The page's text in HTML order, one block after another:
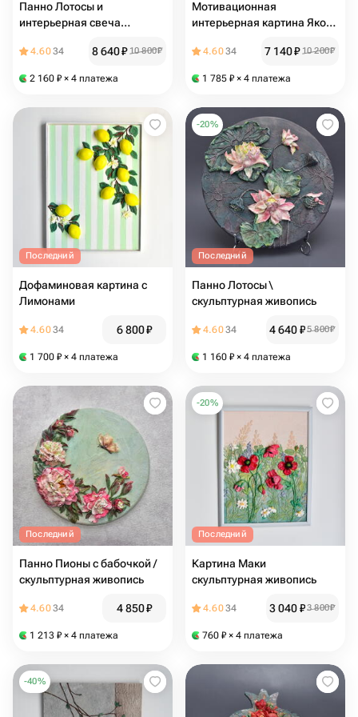
Панно Лотосы и
интерьерная свеча
4.6034 8 640₽ 10 800₽
2 160 ₽ × 4 платежа
Мотивационная
интерьерная картина Якорь
4.6034 7 140₽ 10 200₽
1 785 ₽ × 4 платежа
Последний
Дофаминовая картина с
Лимонами
4.6034 6 800₽
1 700 ₽ × 4 платежа
-20%
Последний
Панно Лотосы \
скульптурная живопись
4.6034 4 640₽5 800₽
1 160 ₽ × 4 платежа
Последний
Панно Пионы с бабочкой /
скульптурная живопись
4.6034 4 850₽
1 213 ₽ × 4 платежа
-20%
Последний
Картина Маки
скульптурная живопись
4.6034 3 040₽3 800₽
760 ₽ × 4 платежа
-40%